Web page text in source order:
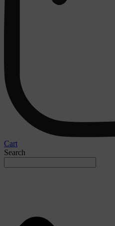
Cart
Search